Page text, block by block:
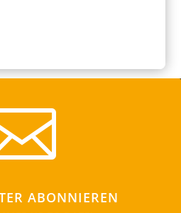
ABONNIEREN